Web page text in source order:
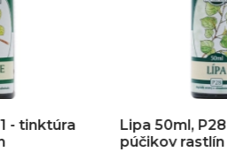
Lipa 50ml, P28 - tinktúra z
púčikov rastlín